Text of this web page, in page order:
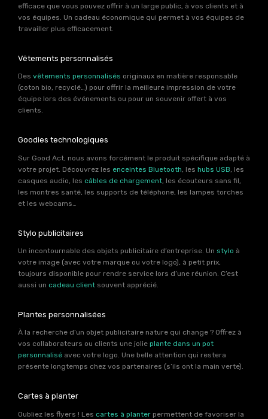
efficace que vous pouvez offrir à un large public, à vos clients et à
vos équipes. Un cadeau économique qui permet à vos équipes de
travailler plus efficacement.
Vêtements personnalisés
Des vêtements personnalisés originaux en matière responsable
(coton bio, recyclé…) pour offrir la meilleure impression de votre
équipe lors des événements ou pour un souvenir offert à vos
clients.
Goodies technologiques
Sur Good Act, nous avons forcément le produit spécifique adapté à
votre projet. Découvrez les enceintes Bluetooth , les hubs USB , les
casques audio, les câbles de chargement , les écouteurs sans fil,
les montres santé, les supports de téléphone, les lampes torches
et les webcams…
Stylo publicitaires
Un incontournable des objets publicitaire d’entreprise. Un stylo à
votre image (avec votre marque ou votre logo), à petit prix,
toujours disponible pour rendre service lors d’une réunion. C’est
aussi un cadeau client souvent apprécié.
Plantes personnalisées
À la recherche d’un objet publicitaire nature qui change ? Offrez à
vos collaborateurs ou clients une jolie plante dans un pot
personnalisé avec votre logo. Une belle attention qui restera
présente longtemps chez vos partenaires (s’ils ont la main verte).
Cartes à planter
Oubliez les flyers ! Les cartes à planter permettent de favoriser la